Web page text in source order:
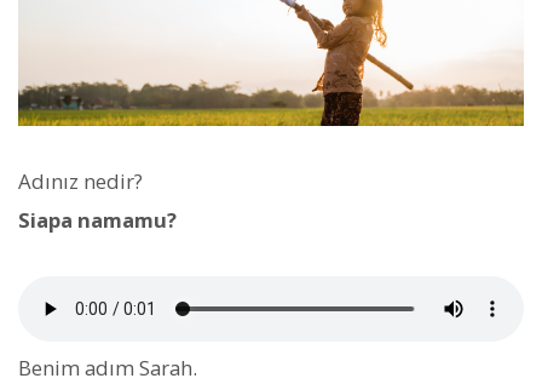
Adınız nedir?
Siapa namamu?
Benim adım Sarah.